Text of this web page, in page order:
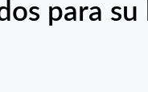
para su